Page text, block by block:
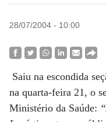
28/07/2004 - 10:00
Saiu na escondida
na quarta-feira 21, o
Ministério da Saúde: